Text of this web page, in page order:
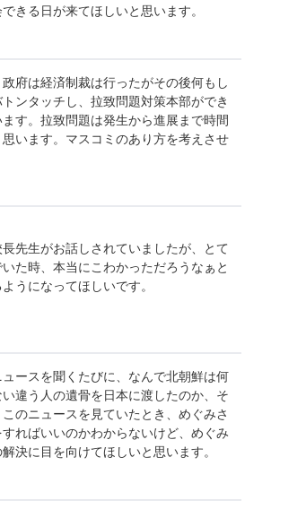
きる日が来てほしいと思います。
府は経済制裁は行ったがその後何もし
ンタッチし、拉致問題対策本部ができ
す。拉致問題は発生から進展まで時間
います。マスコミのあり方を考えさせ
先生がお話しされていましたが、とて
た時、本当にこわかっただろうなぁと
うになってほしいです。
ースを聞くたびに、なんで北朝鮮は何
違う人の遺骨を日本に渡したのか、そ
のニュースを見ていたとき、めぐみさ
ればいいのかわからないけど、めぐみ
決に目を向けてほしいと思います。